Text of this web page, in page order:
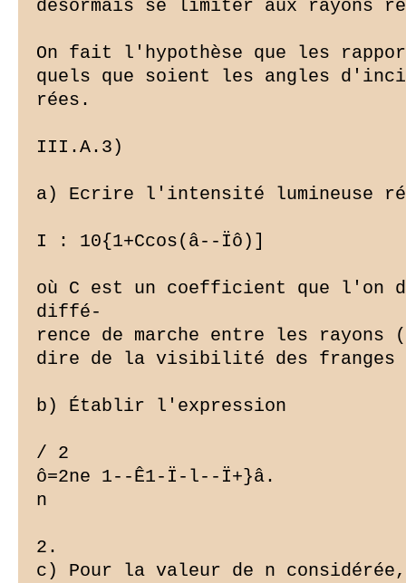
désormais se limiter aux rayons
On fait l'hypothèse que les
quels que soient les angles
rées.
III.A.3)
a) Ecrire l'intensité lumineuse
I : 10{1+Ccos(â--Ïô)]
où C est un coefficient que l'on
diffé-
rence de marche entre les rayons
dire de la visibilité des
b) Établir l'expression
/ 2
ô=2ne 1--Ê1-Ï-l--Ï+}â.
n
2.
c) Pour la valeur de n